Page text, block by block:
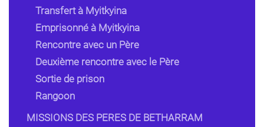
Transfert à Myitkyina
Emprisonné à Myitkyina
Rencontre avec un Père
Deuxième rencontre avec le Père
Sortie de prison
Rangoon
MISSIONS DES PERES DE BETHARRAM